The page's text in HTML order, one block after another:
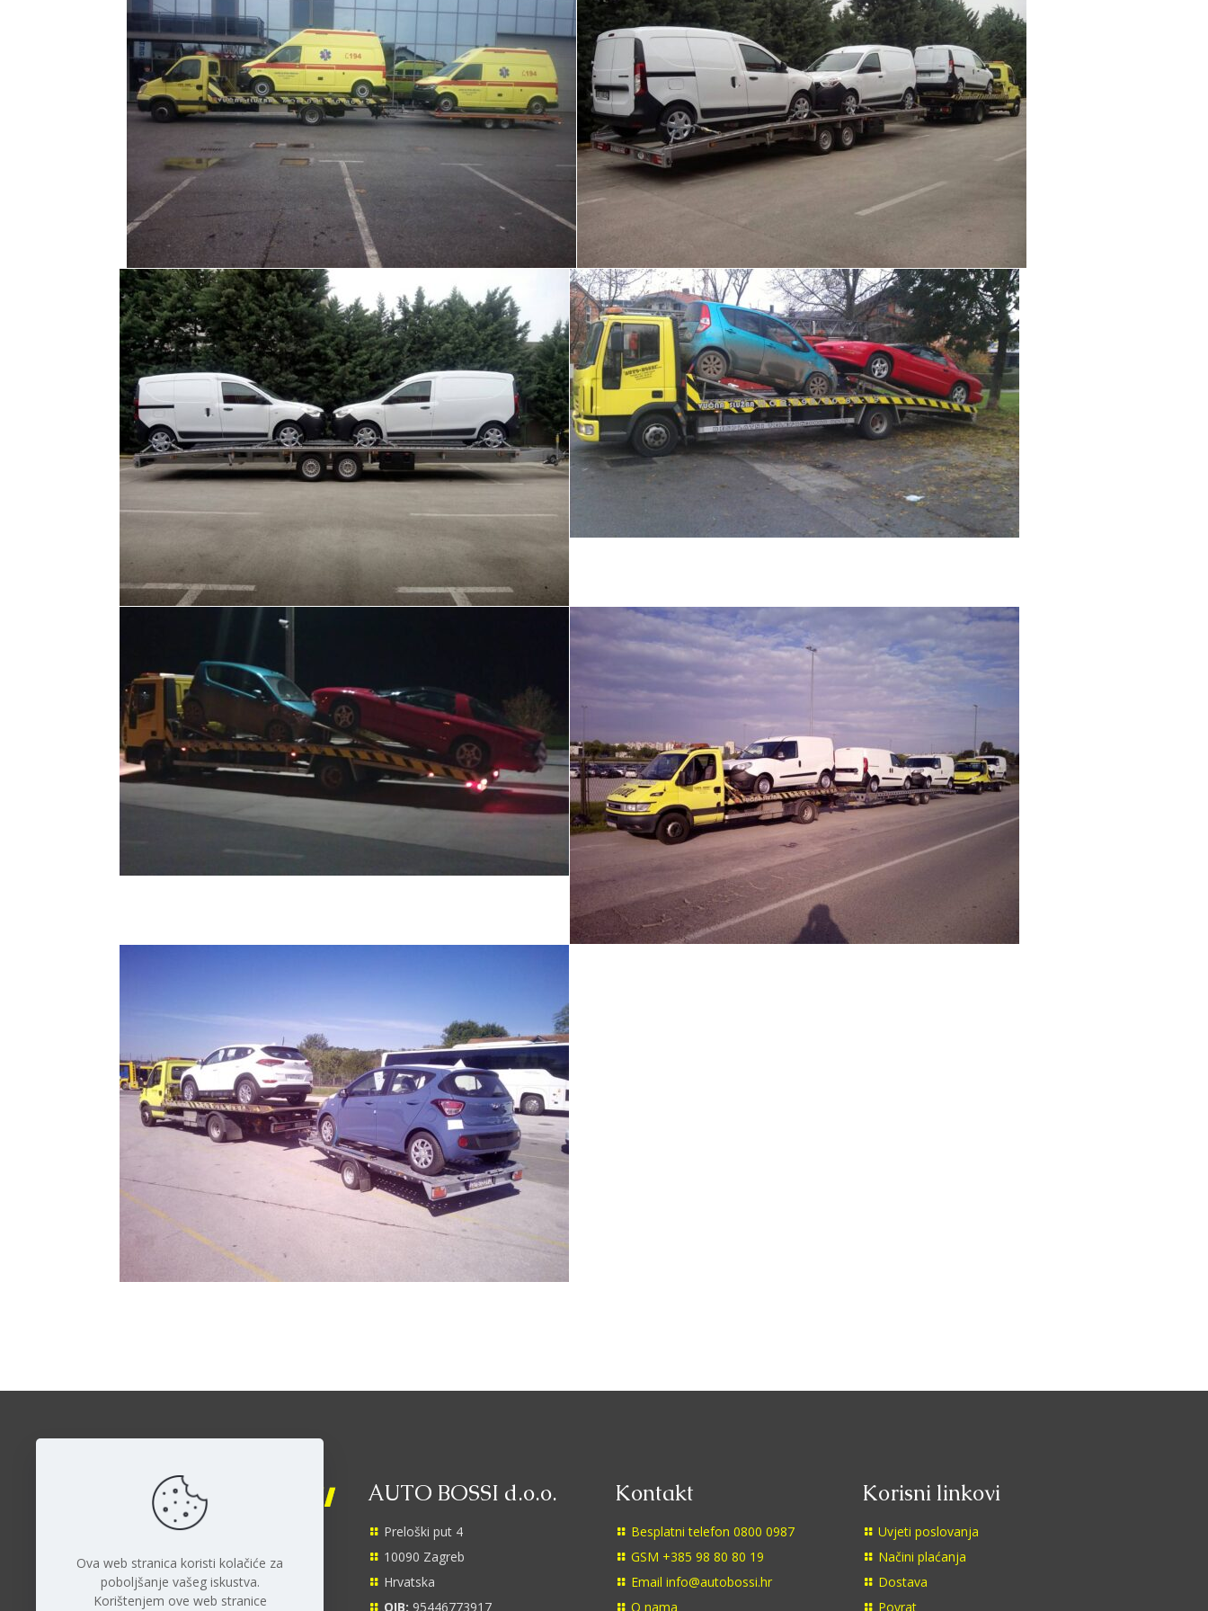
Facebook
YouTube
Instagram
TikTok
AUTO BOSSI d.o.o.
Preloški put 4
10090 Zagreb
Hrvatska
OIB: 95446773917
Kontakt
Besplatni telefon 0800 0987
GSM +385 98 80 80 19
Email info@autobossi.hr
O nama
Korisni linkovi
Uvjeti poslovanja
Načini plaćanja
Dostava
Povrat
Ova web stranica koristi kolačiće za
poboljšanje vašeg iskustva.
Korištenjem ove web stranice